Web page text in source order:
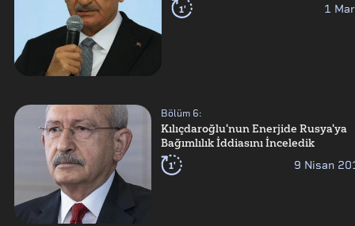
1' 1
Bölüm 6:
Kılıçdaroğlu'nun Enerjide Rusya'ya
Bağımlılık İddiasını İnceledik
1' 9 Nisan